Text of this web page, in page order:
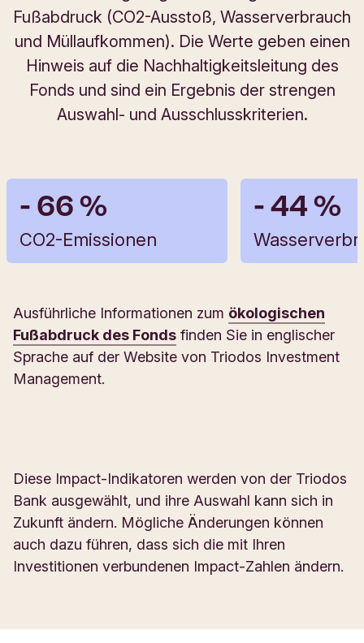
Fußabdruck (CO2-Ausstoß, Wasserverbrauch
und Müllaufkommen). Die Werte geben einen
Hinweis auf die Nachhaltigkeitsleitung des
Fonds und sind ein Ergebnis der strengen
Auswahl- und Ausschlusskriterien.
- 66 %
CO2-Emissionen
- 44 %
Ausführliche Informationen zum ökologischen
Fußabdruck des Fonds finden Sie in englischer
Sprache auf der Website von Triodos Investment
Management.
Diese Impact-Indikatoren werden von der Triodos
Bank ausgewählt, und ihre Auswahl kann sich in
Zukunft ändern. Mögliche Änderungen können
auch dazu führen, dass sich die mit Ihren
Investitionen verbundenen Impact-Zahlen ändern.